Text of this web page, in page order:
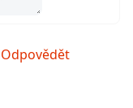
Odpovědět